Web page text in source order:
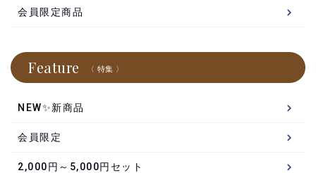
会員限定商品
Feature 〈 特集 〉
NEW✨新商品
会員限定
2,000円～5,000円セット